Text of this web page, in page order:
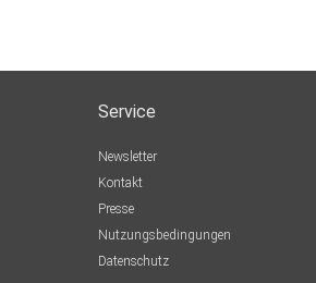
Service
Newsletter
Kontakt
Presse
Nutzungsbedingungen
Datenschutz